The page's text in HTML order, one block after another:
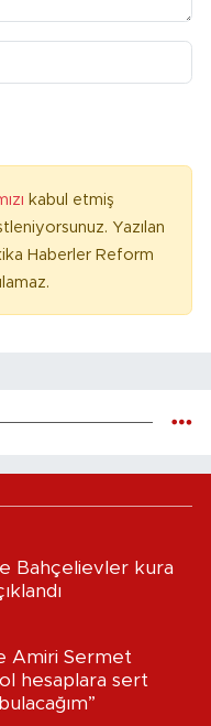
kabul etmiş
Yazılan
Haberler Reform
Bahçelievler kura
Amiri Sermet
hesaplara sert